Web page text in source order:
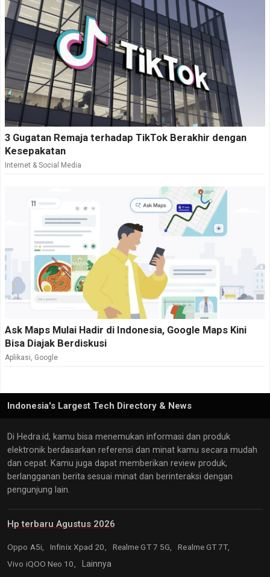
3 Gugatan Remaja terhadap TikTok Berakhir dengan
Kesepakatan
Internet & Social Media
Ask Maps Mulai Hadir di Indonesia, Google Maps Kini
Bisa Diajak Berdiskusi
Aplikasi, Google
Indonesia's Largest Tech Directory & News
Di Hedra.id, kamu bisa menemukan informasi dan produk
elektronik berdasarkan referensi dan minat kamu secara mudah
dan cepat. Kamu juga dapat memberikan review produk,
berlangganan berita sesuai minat dan berinteraksi dengan
pengunjung lain.
Hp terbaru Agustus 2026
Oppo A5i, Infinix Xpad 20, Realme GT 7 5G,
Realme GT 7T,
Vivo iQOO Neo 10,
Lainnya